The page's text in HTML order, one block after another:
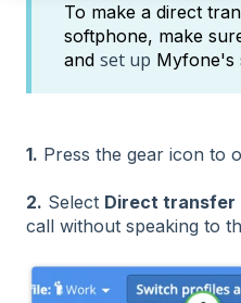
To make a direct
softphone, make
and set up Myfone's
1. Press the gear icon to
2. Select Direct transfer
call without speaking to